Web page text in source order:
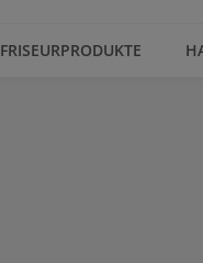
FRISEURPRODUKTE